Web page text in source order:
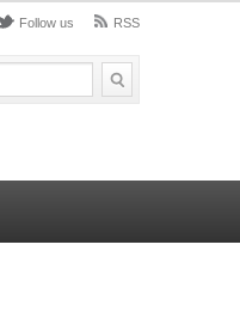
Follow us RSS